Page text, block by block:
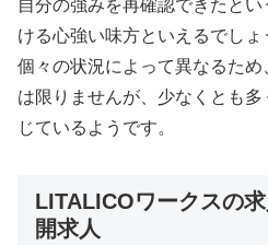
自分の強みを再確認できたと
ける心強い味方といえるでし
個々の状況によって異なるた
は限りませんが、少なくとも
じているようです。
LITALICOワークスの
開求人